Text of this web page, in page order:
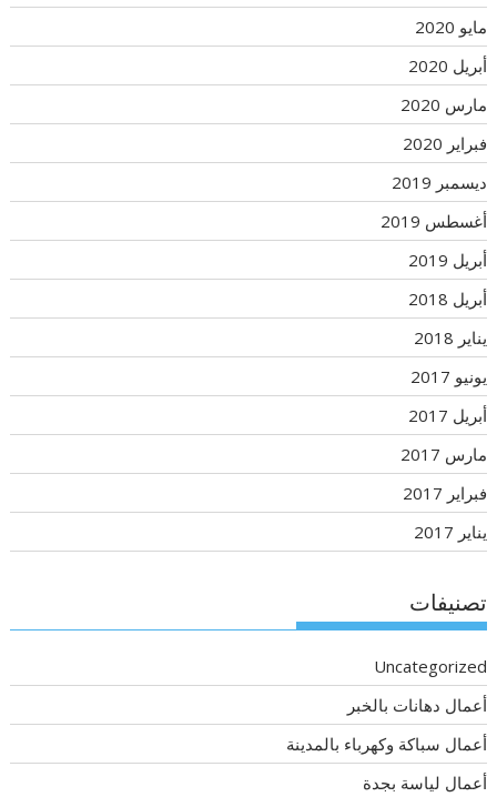
مايو 2020
أبريل 2020
مارس 2020
فبراير 2020
ديسمبر 2019
أغسطس 2019
أبريل 2019
أبريل 2018
يناير 2018
يونيو 2017
أبريل 2017
مارس 2017
فبراير 2017
يناير 2017
تصنيفات
Uncategorized
أعمال دهانات بالخبر
أعمال سباكة وكهرباء بالمدينة
أعمال لياسة بجدة